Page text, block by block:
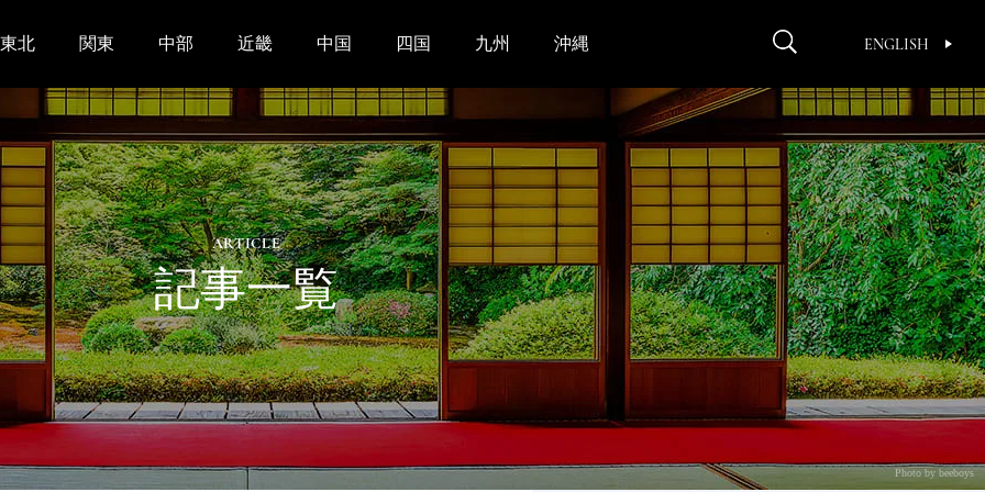
ENGLISH
東北 関東 中部 近畿 中国 四国 九州 沖縄
ARTICLE
記事一覧
Photo by beeboys